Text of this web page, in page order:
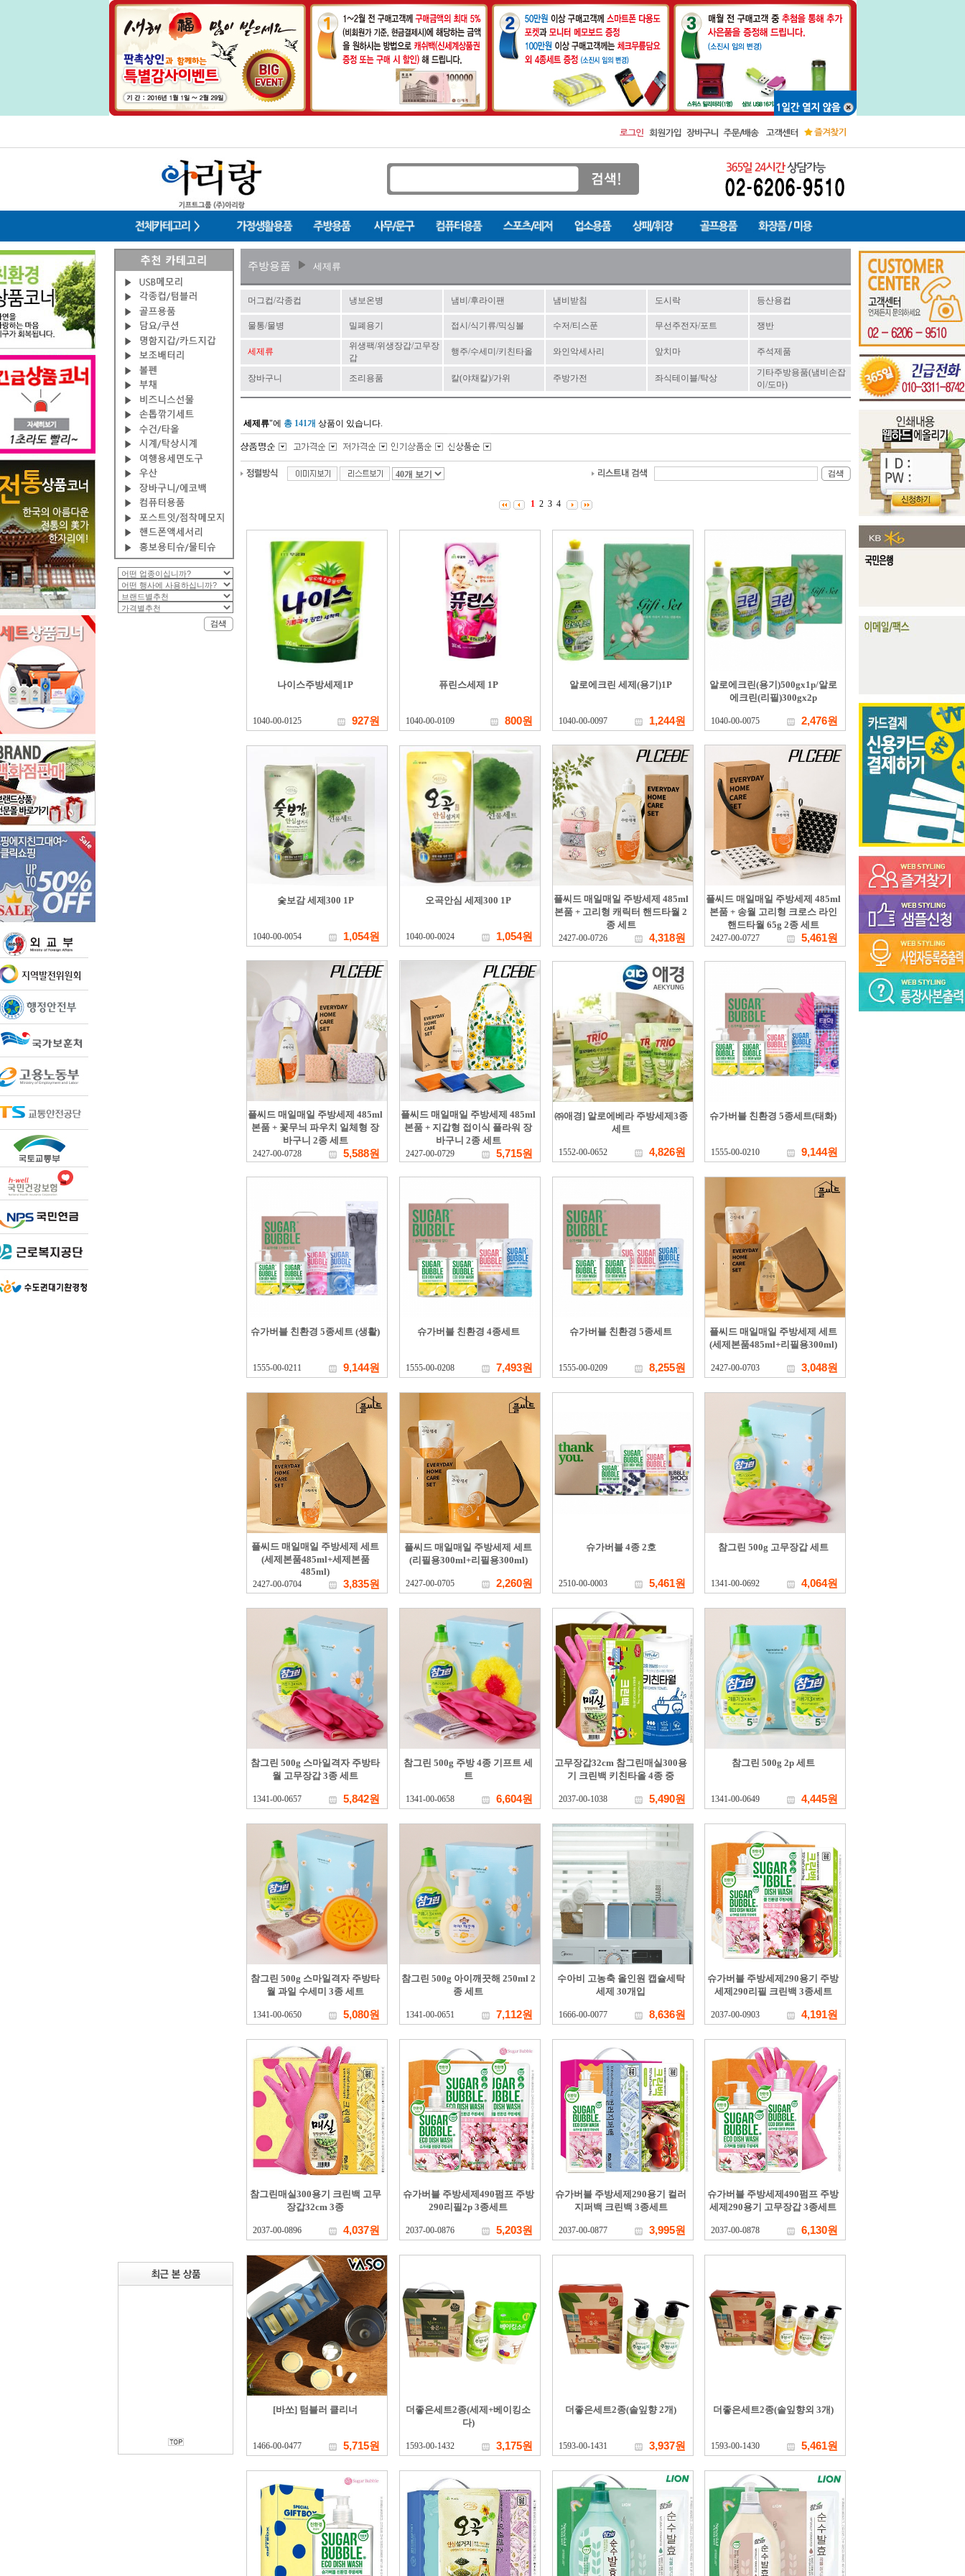
주방용품 세제류
머그컵/각종컵 냉보온병 냄비/후라이팬 냄비받침 도시락 등산용컵
물통/물병 밀폐용기 접시/식기류/믹싱볼 수저/티스푼 무선주전자/포트 쟁반
세제류
위생팩/위생장갑/고무장
갑
행주/수세미/키친타올 와인악세사리 앞치마 주석제품
장바구니 조리용품 칼(야채칼)/가위 주방가전 좌식테이블/탁상
기타주방용품(냄비손잡
이/도마)
세제류"에 총 141개 상품이 있습니다.
1 2 3 4
나이스주방세제1P
1040-00-0125 927원
퓨린스세제 1P
1040-00-0109 800원
알로에크린 세제(용기)1P
1040-00-0097 1,244원
알로에크린(용기)500gx1p/알로
에크린(리필)300gx2p
1040-00-0075 2,476원
숯보감 세제300 1P
1040-00-0054 1,054원
오곡안심 세제300 1P
1040-00-0024 1,054원
플씨드 매일매일 주방세제 485ml
본품 + 고리형 캐릭터 핸드타월 2
종 세트
2427-00-0726 4,318원
플씨드 매일매일 주방세제 485ml
본품 + 송월 고리형 크로스 라인
핸드타월 65g 2종 세트
2427-00-0727 5,461원
플씨드 매일매일 주방세제 485ml
본품 + 꽃무늬 파우치 일체형 장
바구니 2종 세트
2427-00-0728 5,588원
플씨드 매일매일 주방세제 485ml
본품 + 지갑형 접이식 플라워 장
바구니 2종 세트
2427-00-0729 5,715원
㈜애경] 알로에베라 주방세제3종
세트
1552-00-0652 4,826원
슈가버블 친환경 5종세트(태화)
1555-00-0210 9,144원
슈가버블 친환경 5종세트 (생활)
1555-00-0211 9,144원
슈가버블 친환경 4종세트
1555-00-0208 7,493원
슈가버블 친환경 5종세트
1555-00-0209 8,255원
플씨드 매일매일 주방세제 세트
(세제본품485ml+리필용300ml)
2427-00-0703 3,048원
플씨드 매일매일 주방세제 세트
(세제본품485ml+세제본품
485ml)
2427-00-0704 3,835원
플씨드 매일매일 주방세제 세트
(리필용300ml+리필용300ml)
2427-00-0705 2,260원
슈가버블 4종 2호
2510-00-0003 5,461원
참그린 500g 고무장갑 세트
1341-00-0692 4,064원
참그린 500g 스마일격자 주방타
월 고무장갑 3종 세트
1341-00-0657 5,842원
참그린 500g 주방 4종 기프트 세
트
1341-00-0658 6,604원
고무장갑32cm 참그린매실300용
기 크린백 키친타올 4종 중
2037-00-1038 5,490원
참그린 500g 2p 세트
1341-00-0649 4,445원
참그린 500g 스마일격자 주방타
월 과일 수세미 3종 세트
1341-00-0650 5,080원
참그린 500g 아이깨끗해 250ml 2
종 세트
1341-00-0651 7,112원
수아비 고농축 올인원 캡슐세탁
세제 30개입
1666-00-0077 8,636원
슈가버블 주방세제290용기 주방
세제290리필 크린백 3종세트
2037-00-0903 4,191원
참그린매실300용기 크린백 고무
장갑32cm 3종
2037-00-0896 4,037원
슈가버블 주방세제490펌프 주방
290리필2p 3종세트
2037-00-0876 5,203원
슈가버블 주방세제290용기 컬러
지퍼백 크린백 3종세트
2037-00-0877 3,995원
슈가버블 주방세제490펌프 주방
세제290용기 고무장갑 3종세트
2037-00-0878 6,130원
[바쏘] 텀블러 클리너
1466-00-0477 5,715원
더좋은세트2종(세제+베이킹소
다)
1593-00-1432 3,175원
더좋은세트2종(솔잎향 2개)
1593-00-1431 3,937원
더좋은세트2종(솔잎향외 3개)
1593-00-1430 5,461원